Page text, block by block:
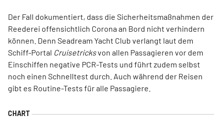
Der Fall dokumentiert, dass die Sicherheitsmaßnahmen der
Reederei offensichtlich Corona an Bord nicht verhindern
können. Denn Seadream Yacht Club verlangt laut dem
Schiff-Portal Cruisetricksvon allen Passagieren vor dem
Einschiffen negative PCR-Tests und führt zudem selbst
noch einen Schnelltest durch. Auch während der Reisen
gibt es Routine-Tests für alle Passagiere.